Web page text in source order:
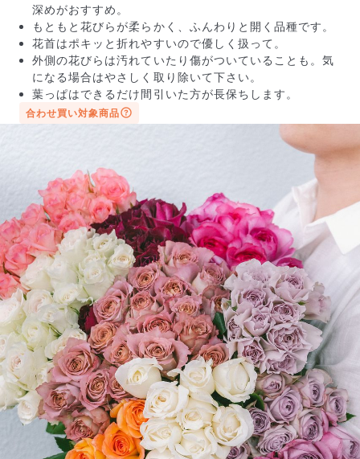
写真と同じものが届く？
商品ページに掲載している写真は、実際にお届けする商
品を撮影したものです。お花は生き物なので、どうして
も色味やサイズ・咲き方に個体差はありますが、できる
だけ写真のイメージに近いものをお届けできるように人
よくある質問
Q. 毎月自動でお花が届くサービスですか？
いいえ、毎月自動でお届けするサービスではありません。好
きな時に好きな花をご注文いただけます。
Q. 配送できないエリアはありますか？
ただいま沖縄・離島エリアへの配送には対応しておりませ
深めがおすすめ。
もともと花びらが柔らかく、ふんわりと開く品種です。
花首はポキッと折れやすいので優しく扱って。
外側の花びらは汚れていたり傷がついていることも。気
になる場合はやさしく取り除いて下さい。
葉っぱはできるだけ間引いた方が長保ちします。
合わせ買い対象商品